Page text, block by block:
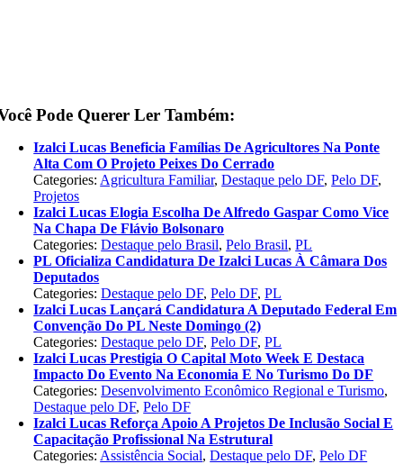
Pode Querer Ler Também:
Izalci Lucas Beneficia Famílias De Agricultores Na Ponte
Alta Com O Projeto Peixes Do Cerrado
Categories: Agricultura Familiar,Destaque pelo DF,Pelo DF,
Projetos
Izalci Lucas Elogia Escolha De Alfredo Gaspar Como Vice
Na Chapa De Flávio Bolsonaro
Categories:Destaque pelo Brasil,Pelo Brasil,PL
PL Oficializa Candidatura De Izalci Lucas À Câmara Dos
Deputados
Categories:Destaque pelo DF,Pelo DF,PL
Izalci Lucas Lançará Candidatura A Deputado Federal Em
Convenção Do PL Neste Domingo (2)
Categories:Destaque pelo DF,Pelo DF,PL
Izalci Lucas Prestigia O Capital Moto Week E Destaca
Impacto Do Evento Na Economia E No Turismo Do DF
Categories:Desenvolvimento Econômico Regional e Turismo,
Destaque pelo DF,Pelo DF
Izalci Lucas Reforça Apoio A Projetos De Inclusão Social E
Capacitação Profissional Na Estrutural
Categories: Assistência Social,Destaque pelo DF,Pelo DF